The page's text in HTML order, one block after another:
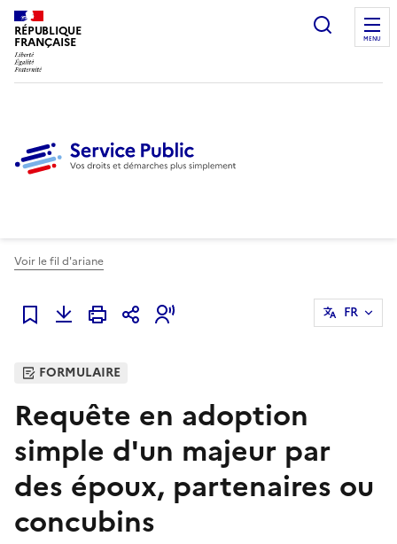
RÉPUBLIQUE
FRANÇAISE
Ouvrir
MENU
Voir le fil d'ariane
Ajouter à mes favoris
FR
FORMULAIRE
Requête en adoption
simple d'un majeur par
des époux, partenaires ou
concubins